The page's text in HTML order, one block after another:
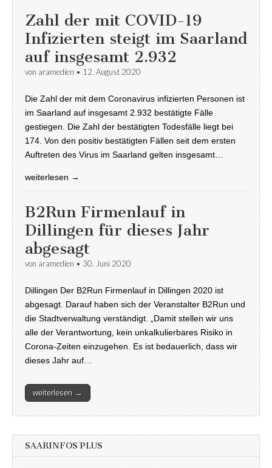
Zahl der mit COVID-19
Infizierten steigt im Saarland
auf insgesamt 2.932
von aramedien • 12. August 2020
Die Zahl der mit dem Coronavirus infizierten Personen ist
im Saarland auf insgesamt 2.932 bestätigte Fälle
gestiegen. Die Zahl der bestätigten Todesfälle liegt bei
174. Von den positiv bestätigten Fällen seit dem ersten
Auftreten des Virus im Saarland gelten insgesamt…
weiterlesen →
B2Run Firmenlauf in
Dillingen für dieses Jahr
abgesagt
von aramedien • 30. Juni 2020
Dillingen Der B2Run Firmenlauf in Dillingen 2020 ist
abgesagt. Darauf haben sich der Veranstalter B2Run und
die Stadtverwaltung verständigt. „Damit stellen wir uns
alle der Verantwortung, kein unkalkulierbares Risiko in
Corona-Zeiten einzugehen. Es ist bedauerlich, dass wir
dieses Jahr auf…
weiterlesen →
SAARINFOS PLUS